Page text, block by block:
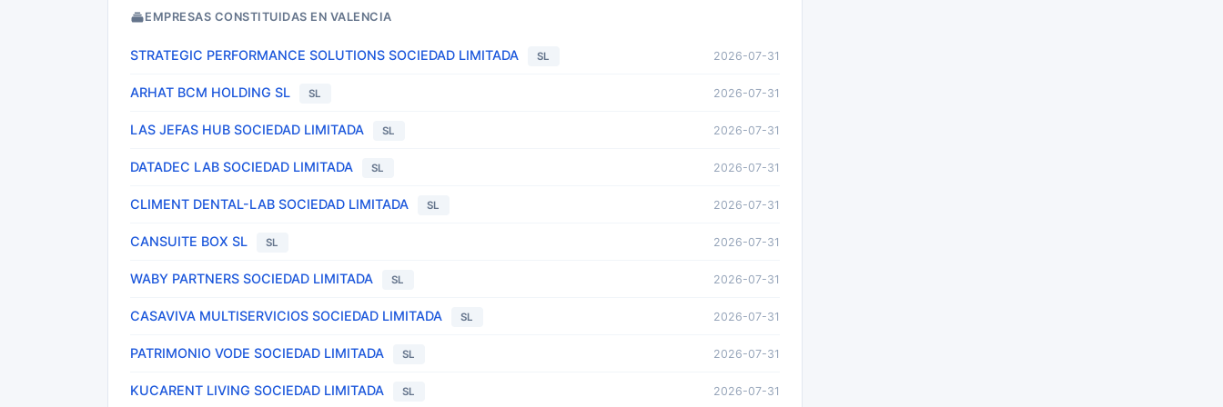
EMPRESAS CONSTITUIDAS EN VALENCIA
STRATEGIC PERFORMANCE SOLUTIONS SOCIEDAD LIMITADA SL 2026-07-31
ARHAT BCM HOLDING SL SL 2026-07-31
LAS JEFAS HUB SOCIEDAD LIMITADA SL 2026-07-31
DATADEC LAB SOCIEDAD LIMITADA SL 2026-07-31
CLIMENT DENTAL-LAB SOCIEDAD LIMITADA SL 2026-07-31
CANSUITE BOX SL SL 2026-07-31
WABY PARTNERS SOCIEDAD LIMITADA SL 2026-07-31
CASAVIVA MULTISERVICIOS SOCIEDAD LIMITADA SL 2026-07-31
PATRIMONIO VODE SOCIEDAD LIMITADA SL 2026-07-31
KUCARENT LIVING SOCIEDAD LIMITADA SL 2026-07-31